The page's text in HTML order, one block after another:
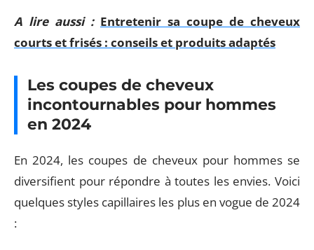
A lire aussi : Entretenir sa coupe de cheveux
courts et frisés : conseils et produits adaptés
Les coupes de cheveux
incontournables pour hommes
en 2024
En 2024, les coupes de cheveux pour hommes se
diversifient pour répondre à toutes les envies. Voici
quelques styles capillaires les plus en vogue de 2024
: